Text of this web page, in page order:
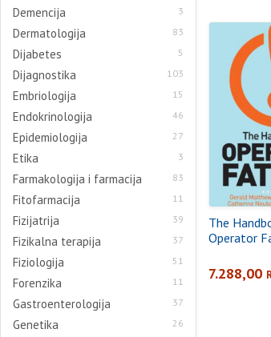
Demencija 3
Dermatologija 83
Dijabetes 5
Dijagnostika 103
Embriologija 15
Endokrinologija 46
Epidemiologija 27
Etika 3
Farmakologija i farmacija 83
Fitofarmacija 11
Fizijatrija 39
Fizikalna terapija 37
Fiziologija 51
Forenzika 11
Gastroenterologija 37
Genetika 26
The
Operator
7.288,00